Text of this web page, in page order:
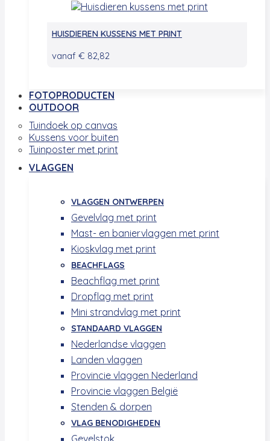
HUISDIEREN KUSSENS MET PRINT
vanaf € 82,82
FOTOPRODUCTEN
OUTDOOR
Tuindoek op canvas
Kussens voor buiten
Tuinposter met print
VLAGGEN
VLAGGEN ONTWERPEN
Gevelvlag met print
Mast- en baniervlaggen met print
Kioskvlag met print
BEACHFLAGS
Beachflag met print
Dropflag met print
Mini strandvlag met print
STANDAARD VLAGGEN
Nederlandse vlaggen
Landen vlaggen
Provincie vlaggen Nederland
Provincie vlaggen België
Stenden & dorpen
VLAG BENODIGHEDEN
Gevelstok